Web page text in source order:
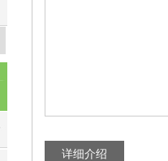
详细介绍